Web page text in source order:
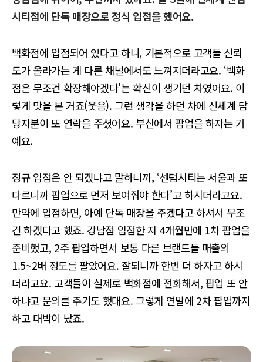
시티점에 단독 매장으로 정식 입점을 했어요.
백화점에 입점되어 있다고 하니, 기본적으로 고객들 신뢰
도가 올라가는 게 다른 채널에서도 느껴지더라고요. ‘백화
점은 무조건 확장해야겠다’는 확신이 생기던 차였어요. 이
렇게 맛을 본 거죠(웃음). 그런 생각을 하던 차에 신세계 담
당자분이 또 연락을 주셨어요. 부산에서 팝업을 하자는 거
예요.
정규 입점은 안 되겠냐고 말하니까, ‘센텀시티는 서울과 또
다르니까 팝업으로 먼저 보여줘야 한다’고 하시더라고요.
만약에 입점하면, 아예 단독 매장을 주겠다고 하셔서 무조
건 하겠다고 했죠. 강남점 입점한 지 4개월만에 1차 팝업을
준비했고, 2주 팝업하면서 보통 다른 브랜드들 매출의
1.5~2배 정도를 팔았어요. 잘되니까 한번 더 하자고 하시
더라고요. 고객들이 실제로 백화점에 전화해서, 팝업 또 안
하냐고 문의를 주기도 했대요. 그렇게 연말에 2차 팝업까지
하고 대박이 났죠.